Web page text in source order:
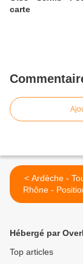
carte
< Ardèche - Tournon sur
Rhône -
sur
Hébergé par
Top articles